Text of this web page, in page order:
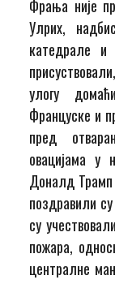
Фрања није
Улрих,
катедрале и
улогу
Француске и
пред
овацијама у
Доналд Трамп
поздравили
су
пожара,
централне